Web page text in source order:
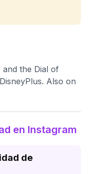
and the Dial of
Also on
en Instagram
de